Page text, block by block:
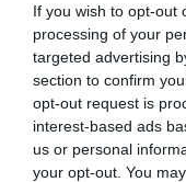
If you wish to opt-out
processing of your
targeted advertising
section to confirm
opt-out request is
interest-based ads
us or personal
your opt-out. You
La Consejería de
Comisión Científico-
medicamentos de
serían las mejores
de seguimiento
Respuesta
SEFH sobre acceso